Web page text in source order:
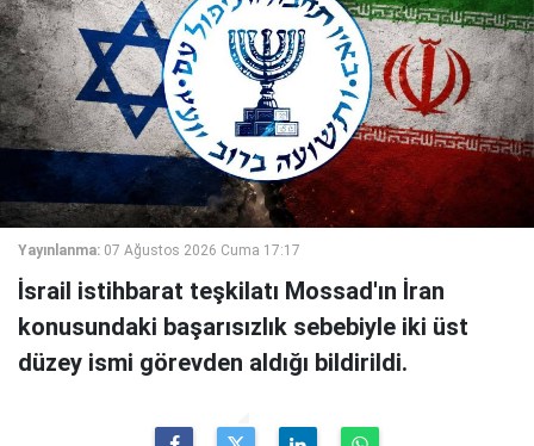
Yayınlanma: 07 Ağustos 2026 Cuma 17:17
İsrail istihbarat teşkilatı Mossad'ın İran
konusundaki başarısızlık sebebiyle iki üst
düzey ismi görevden aldığı bildirildi.